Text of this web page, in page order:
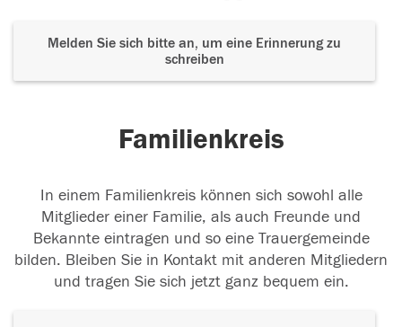
Melden Sie sich bitte an, um eine Erinnerung zu
schreiben
Familienkreis
In einem Familienkreis können sich sowohl alle
Mitglieder einer Familie, als auch Freunde und
Bekannte eintragen und so eine Trauergemeinde
bilden. Bleiben Sie in Kontakt mit anderen Mitgliedern
und tragen Sie sich jetzt ganz bequem ein.